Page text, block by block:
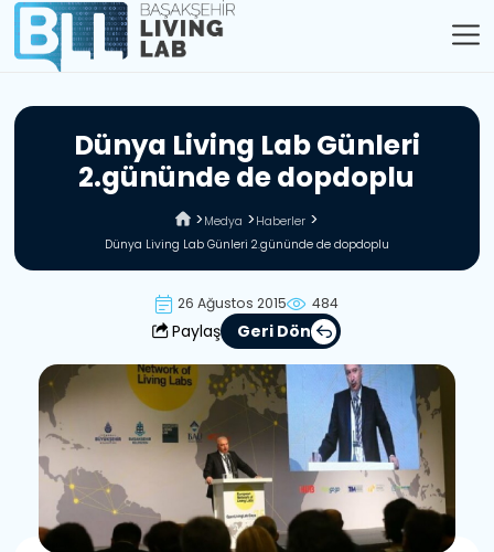
Dünya Living LabGünleri
2.günündededopdoplu
Medya
Haberler
Dünya Living Lab Günleri 2.gününde de dopdoplu
26 Ağustos 2015 484
Paylaş Geri Dön